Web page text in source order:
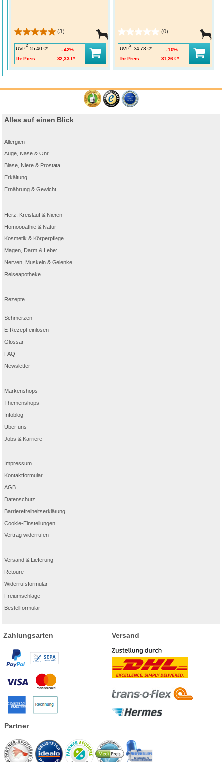
(3)
UVP
2
: 55,40 €*
Ihr Preis:
32,33 €*
42%
(0)
UVP
2
: 34,73 €*
Ihr Preis:
31,26 €*
10%
Alles auf einen Blick
Allergien
Auge, Nase & Ohr
Blase, Niere & Prostata
Erkältung
Ernährung & Gewicht
Herz, Kreislauf & Nieren
Homöopathie & Natur
Kosmetik & Körperpflege
Magen, Darm & Leber
Nerven, Muskeln & Gelenke
Reiseapotheke
Rezepte
Schmerzen
E-Rezept einlösen
Glossar
FAQ
Newsletter
Markenshops
Themenshops
Infoblog
Über uns
Jobs & Karriere
Impressum
Kontaktformular
AGB
Datenschutz
Barrierefreiheitserklärung
Cookie-Einstellungen
Vertrag widerrufen
Versand & Lieferung
Retoure
Widerrufsformular
Freiumschläge
Bestellformular
Zahlungsarten Versand
Partner